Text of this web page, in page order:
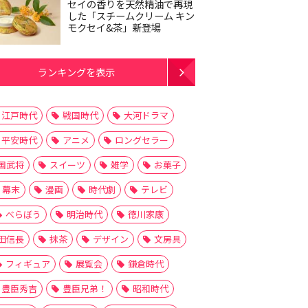
セイの香りを天然精油で再現
した「スチームクリーム キン
モクセイ&茶」新登場
ランキングを表示
江戸時代 戦国時代
大河ドラマ
平安時代
アニメ
ロングセラー
武将
スイーツ 雑学
お菓子
幕末
漫画 時代劇
テレビ
べらぼう
明治時代
徳川家康
信長
抹茶 デザイン
文房具
フィギュア
展覧会
鎌倉時代
豊臣秀吉
豊臣兄弟！
昭和時代